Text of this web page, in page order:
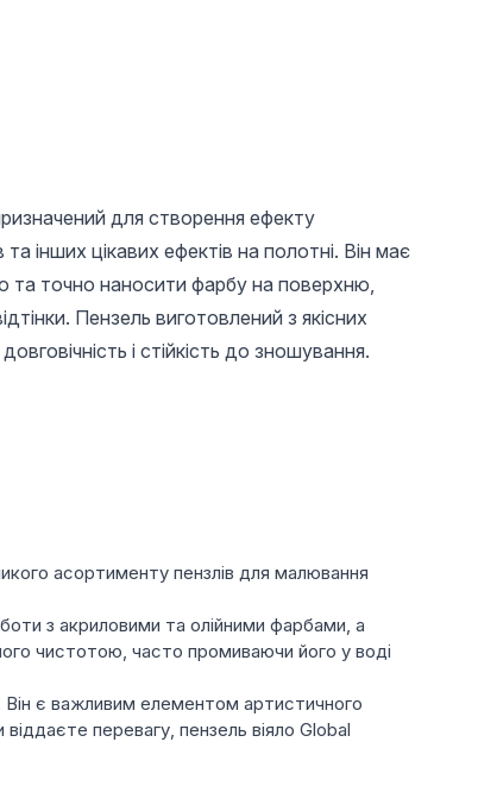
для створення ефекту
інших цікавих ефектів на полотні. Він має
та точно наносити фарбу на поверхню,
Пензель виготовлений з якісних
і стійкість до зношування.
асортименту пензлів для малювання
з акриловими та олійними фарбами, а
чистотою, часто промиваючи його у воді
Він є важливим елементом артистичного
перевагу, пензель віяло Global